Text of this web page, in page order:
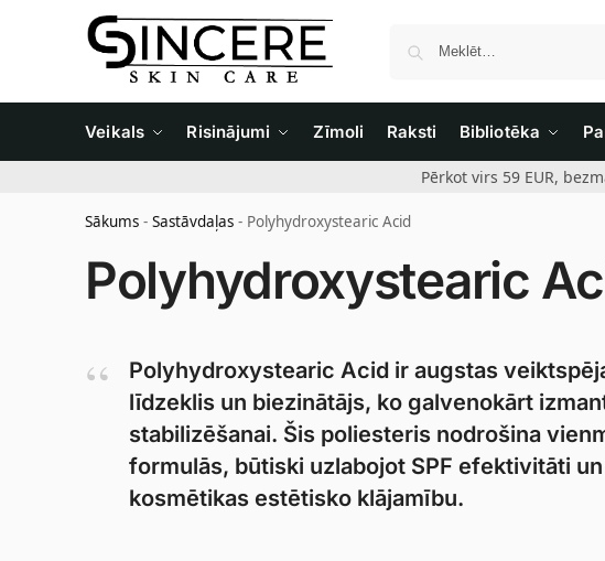
Veikals Risinājumi Zīmoli Raksti Bibliotēka
Pērkot virs 59 EUR,
Sākums - Sastāvdaļas - Polyhydroxystearic Acid
Polyhydroxystearic
Polyhydroxystearic Acid ir augstas
līdzeklis un biezinātājs, ko galvenokārt
stabilizēšanai. Šis poliesteris nodrošina
formulās, būtiski uzlabojot SPF efektivitāti
kosmētikas estētisko klājamību.